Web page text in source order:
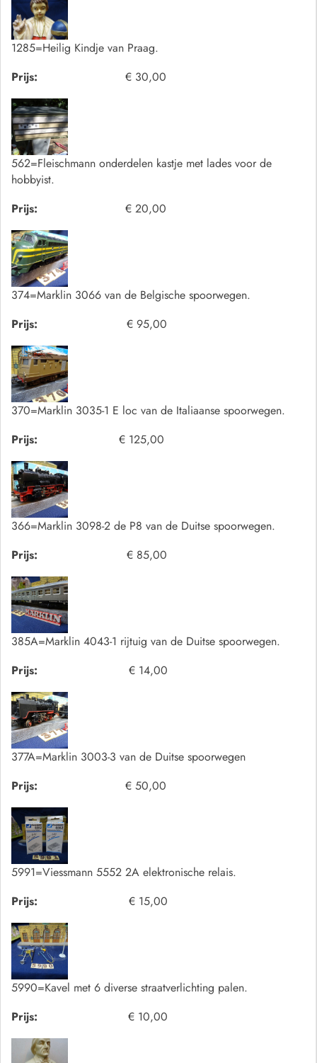
1285=Heilig Kindje van Praag.
Prijs:
€ 30,00
562=Fleischmann onderdelen kastje met lades voor de
hobbyist.
Prijs:
€ 20,00
374=Marklin 3066 van de Belgische spoorwegen.
Prijs:
€ 95,00
370=Marklin 3035-1 E loc van de Italiaanse spoorwegen.
Prijs:
€ 125,00
366=Marklin 3098-2 de P8 van de Duitse spoorwegen.
Prijs:
€ 85,00
385A=Marklin 4043-1 rijtuig van de Duitse spoorwegen.
Prijs:
€ 14,00
377A=Marklin 3003-3 van de Duitse spoorwegen
Prijs:
€ 50,00
5991=Viessmann 5552 2A elektronische relais.
Prijs:
€ 15,00
5990=Kavel met 6 diverse straatverlichting palen.
Prijs:
€ 10,00